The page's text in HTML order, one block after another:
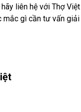
liên hệ với Thợ
mắc gì cần tư vấn giải